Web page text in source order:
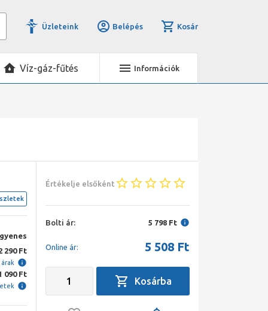
Üzleteink Belépés Kosár
Víz-gáz-fűtés Információk
290 Ft
090 Ft
Értékelje elsőként
Bolti ár: 5 798 Ft
Online ár: 5 508 Ft